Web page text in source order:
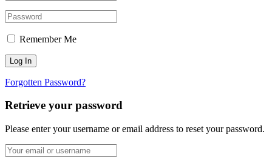
Remember Me
Forgotten Password?
Retrieve your password
Please enter your username or email address to reset your password.